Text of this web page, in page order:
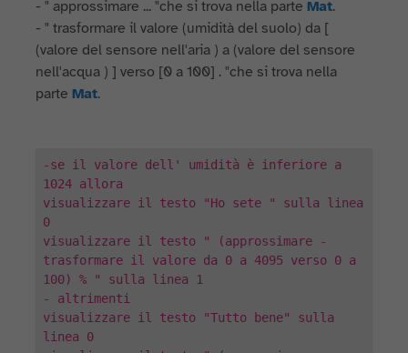
- " approssimare ... "che si trova nella parteMat.
- " trasformare il valore (umidità del suolo) da [
(valore del sensore nell'aria ) a (valore del sensore
nell'acqua ) ] verso [0 a 100] . "che si trova nella
parteMat.
-se il valore dell' umidità è inferiore a
1024 allora
visualizzare il testo "Ho sete " sulla linea
0
visualizzare il testo " (approssimare -
trasformare il valore da 0 a 4095 verso 0 a
100) % " sulla linea 1
- altrimenti
visualizzare il testo "Tutto bene" sulla
linea 0